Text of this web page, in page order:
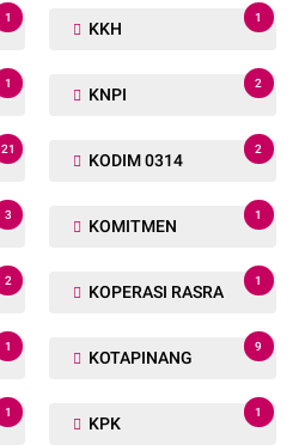
1
KKH
1
1
KNPI
2
21
KODIM 0314
2
3
KOMITMEN
1
2
KOPERASI RASRA
1
1
KOTAPINANG
9
1
KPK
1